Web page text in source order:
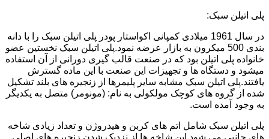
پلی اتیلن سبک:
در سال 1961 میلادی کمپانی اکواستار پودر پلی اتیلن سبک را با دانه
بندی 500 میکرون به بازار عرضه نمود.پلی اتیلن سبک نخستین عضو
خانواده پلی اتیلن بود که در صنعت قالب گیری دورانی از آن استفاده
میشود و دستگاه ها و تجهیزات این صنعت با این ماده گسترش
یافتند.پلی اتیلن سبک مشابه سایر پلیمرها از زنجیره های بلند تشکیل
شده از گروه های کوچک مولکولی به نام: (مونومر) متصل به یکدیگر
به وجود آمده است.
پلی اتیلن سبک شامل اتم های کربن و هیدروژن و تعداد زیادی شاخه
های جانبی می شود.این شاخه ها از نزدیک شدن زنجیره های اصلی